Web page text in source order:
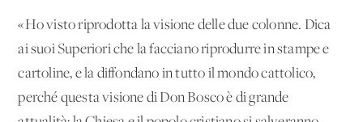
«Ho visto riprodotta la visione delle due colonne. Dica
ai suoi Superiori che la facciano riprodurre in stampe e
cartoline, e la diffondano in tutto il mondo cattolico,
perché questa visione di Don Bosco è di grande